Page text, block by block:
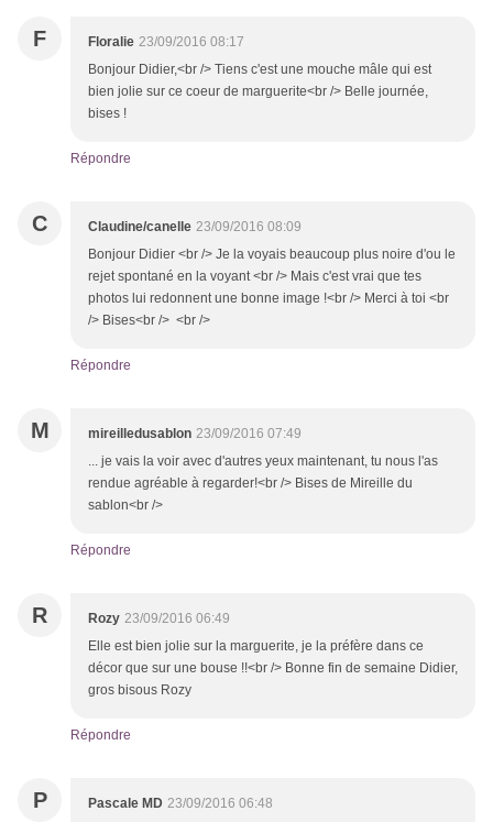
F Floralie 23/09/2016 08:17
Bonjour Didier,<br /> Tiens c'est une mouche mâle qui est
bien jolie sur ce coeur de marguerite<br /> Belle journée,
bises !
Répondre
C Claudine/canelle 23/09/2016 08:09
Bonjour Didier <br /> Je la voyais beaucoup plus noire d'ou le
rejet spontané en la voyant <br /> Mais c'est vrai que tes
photos lui redonnent une bonne image !<br /> Merci à toi <br
/> Bises<br /> <br />
Répondre
M mireilledusablon 23/09/2016 07:49
... je vais la voir avec d'autres yeux maintenant, tu nous l'as
rendue agréable à regarder!<br /> Bises de Mireille du
sablon<br />
Répondre
R Rozy 23/09/2016 06:49
Elle est bien jolie sur la marguerite, je la préfère dans ce
décor que sur une bouse !!<br /> Bonne fin de semaine Didier,
gros bisous Rozy
Répondre
P Pascale MD 23/09/2016 06:48